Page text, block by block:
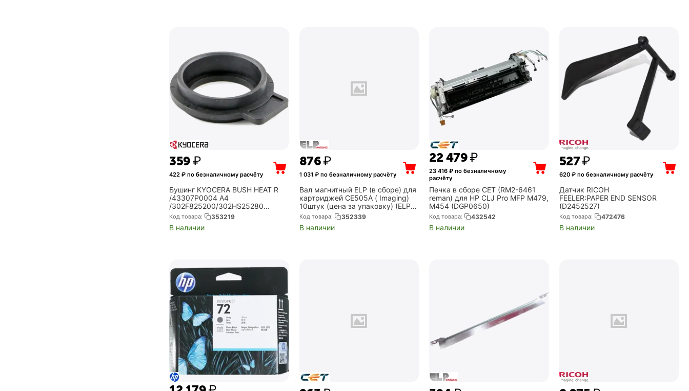
‍359‍₽
422 ₽ по безналичному расчёту
Бушинг KYOCERA BUSH HEAT R
/43307P0004 A4
/302F825200/302HS25280
(5MVX441XN002)
Код товара: 353219
В наличии
‍876‍₽
1 031 ₽ по безналичному расчёту
Вал магнитный ELP (в сборе) для
картриджей CE505A ( Imaging)
10штук (цена за упаковку) (ELP-
MR-H2035-10)
Код товара: 352339
В наличии
22 479₽
23 416 ₽ по безналичному
расчёту
Печка в сборе CET (RM2-6461
reman) для HP CLJ Pro MFP M479,
M454 (DGP0650)
Код товара: 432542
В наличии
‍527‍₽
620₽ по безналичному расчёту
Датчик RICOH
FEELER:PAPER END SENSOR
(D2452527)
Код товара: 472476
В наличии